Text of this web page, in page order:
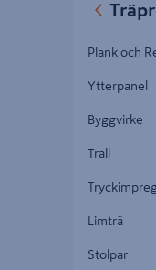
Plank och
Ytterpanel
Byggvirke
Trall
Limträ
Stolpar